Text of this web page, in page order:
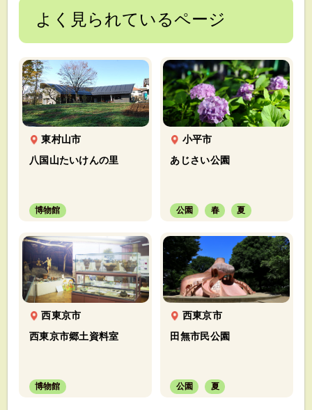
よく見られているページ
東村山市
八国山たいけんの里
博物館
小平市
あじさい公園
公園 春 夏
西東京市
西東京市郷土資料室
博物館
西東京市
田無市民公園
公園 夏